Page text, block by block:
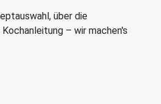
über die
– wir machen's